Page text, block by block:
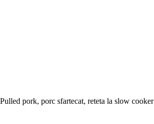
Pulled pork, porc sfartecat, reteta la slow cooker